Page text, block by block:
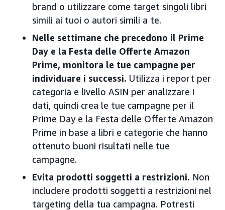
brand o utilizzare come target singoli libri
simili ai tuoi o autori simili a te.
Nelle settimane che precedono il Prime
Day e la Festa delle Offerte Amazon
Prime, monitora le tue campagne per
individuare i successi. Utilizza i report per
categoria e livello ASIN per analizzare i
dati, quindi crea le tue campagne per il
Prime Day e la Festa delle Offerte Amazon
Prime in base a libri e categorie che hanno
ottenuto buoni risultati nelle tue
campagne.
Evita prodotti soggetti a restrizioni. Non
includere prodotti soggetti a restrizioni nel
targeting della tua campagna. Potresti